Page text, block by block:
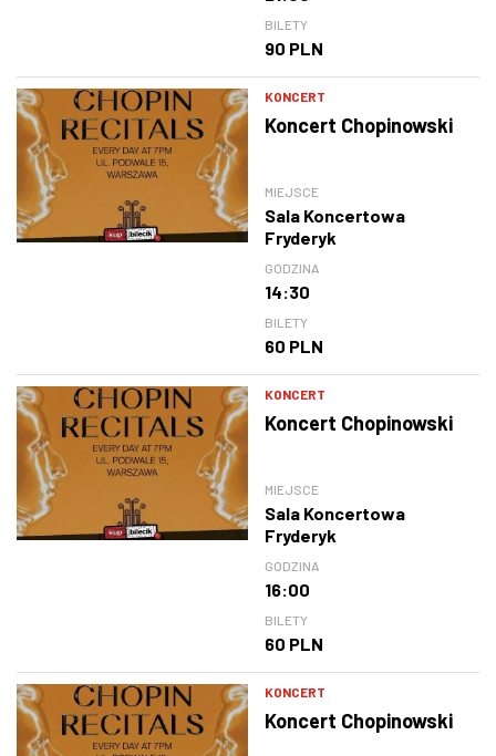
BILETY
90 PLN
KONCERT
Koncert Chopinowski
MIEJSCE
Sala Koncertowa
Fryderyk
GODZINA
14:30
BILETY
60 PLN
KONCERT
Koncert Chopinowski
MIEJSCE
Sala Koncertowa
Fryderyk
GODZINA
16:00
BILETY
60 PLN
KONCERT
Koncert Chopinowski